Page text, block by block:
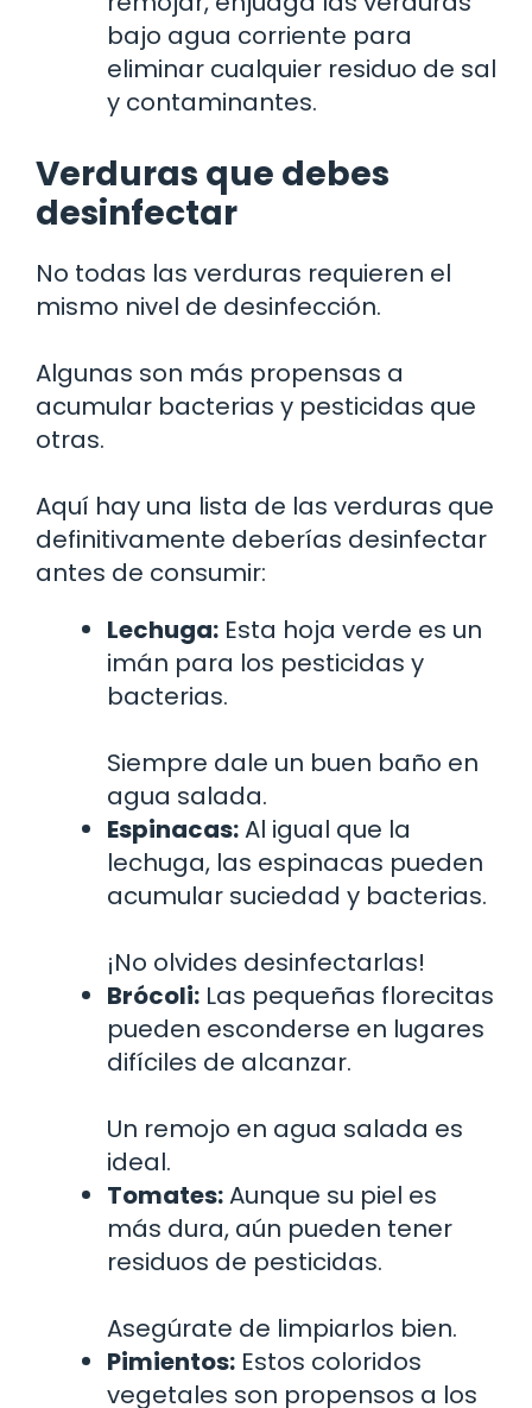
bajo agua corriente para
eliminar cualquier residuo de sal
y contaminantes.
Verduras que debes
desinfectar
No todas las verduras requieren el
mismo nivel de desinfección.
Algunas son más propensas a
acumular bacterias y pesticidas que
otras.
Aquí hay una lista de las verduras que
definitivamente deberías desinfectar
antes de consumir:
Lechuga: Esta hoja verde es un
imán para los pesticidas y
bacterias.
Siempre dale un buen baño en
agua salada.
Espinacas:Al igual que la
lechuga, las espinacas pueden
acumular suciedad y bacterias.
¡No olvides desinfectarlas!
Brócoli: Las pequeñas florecitas
pueden esconderse en lugares
difíciles de alcanzar.
Un remojo en agua salada es
ideal.
Tomates:Aunque su piel es
más dura, aún pueden tener
residuos de pesticidas.
Asegúrate de limpiarlos bien.
Pimientos: Estos coloridos
vegetales son propensos a los